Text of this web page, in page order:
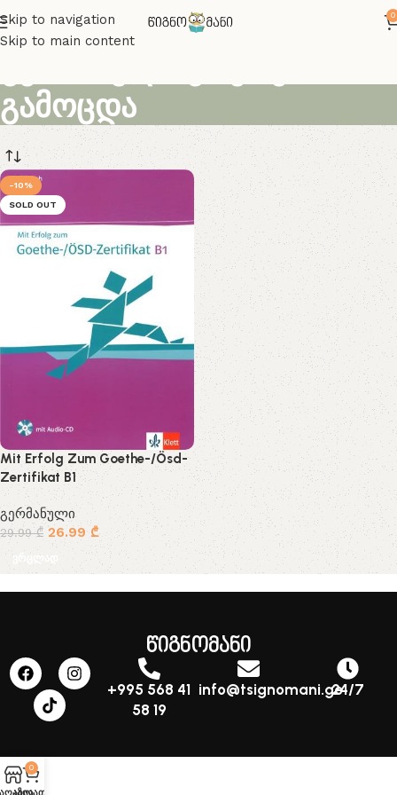
Skip to navigation
Skip to main content
0
გამოცდა
-10%
SOLD OUT
Mit Erfolg Zum Goethe-/Ösd-
Zertifikat B1
გერმანული
29.99₾ 26.99 ₾
ვრცლად
წიგნომანი
+995 568 41
58 19
info@tsignomani.ge24/7
0